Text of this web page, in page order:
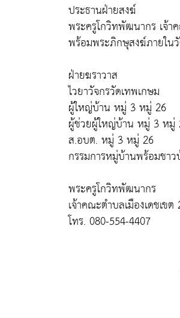
ประธานฝ่ายสงฆ์
พระครูโกวิทพัฒนากร เจ้า
พร้อมพระภิกษุสงฆ์ภายใน
ฝ่ายฆราวาส
ไวยาวัจกรวัดเทพเกษม
ผู้ใหญ่บ้าน หมู่ 3 หมู่ 26
ผู้ช่วยผู้ใหญ่บ้าน หมู่ 3 หมู่
ส.อบต. หมู่ 3 หมู่ 26
กรรมการหมู่บ้านพร้อมชา
พระครูโกวิทพัฒนากร
เจ้าคณะตำบลเมืองเดชเขต
โทร. 080-554-4407